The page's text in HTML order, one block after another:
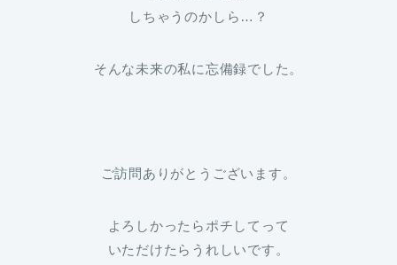
しちゃうのかしら…？
そんな未来の私に忘備録でした。
ご訪問ありがとうございます。
よろしかったらポチしてって
いただけたらうれしいです。